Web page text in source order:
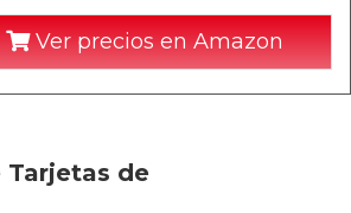
Ver precios en Amazon
Tarjetas de